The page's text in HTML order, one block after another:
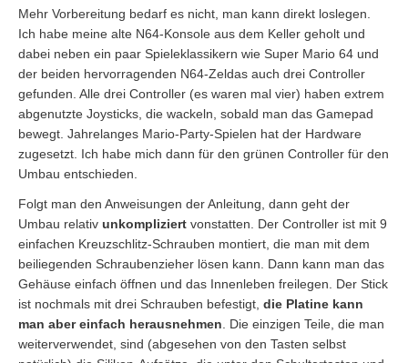
Mehr Vorbereitung bedarf es nicht, man kann direkt loslegen.
Ich habe meine alte N64-Konsole aus dem Keller geholt und
dabei neben ein paar Spieleklassikern wie Super Mario 64 und
der beiden hervorragenden N64-Zeldas auch drei Controller
gefunden. Alle drei Controller (es waren mal vier) haben extrem
abgenutzte Joysticks, die wackeln, sobald man das Gamepad
bewegt. Jahrelanges Mario-Party-Spielen hat der Hardware
zugesetzt. Ich habe mich dann für den grünen Controller für den
Umbau entschieden.
Folgt man den Anweisungen der Anleitung, dann geht der
Umbau relativ unkompliziert vonstatten. Der Controller ist mit 9
einfachen Kreuzschlitz-Schrauben montiert, die man mit dem
beiliegenden Schraubenzieher lösen kann. Dann kann man das
Gehäuse einfach öffnen und das Innenleben freilegen. Der Stick
ist nochmals mit drei Schrauben befestigt, die Platine kann
man aber einfach herausnehmen. Die einzigen Teile, die man
weiterverwendet, sind (abgesehen von den Tasten selbst